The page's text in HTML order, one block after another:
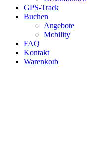
GPS-Track
Buchen
Angebote
Mobility
FAQ
Kontakt
Warenkorb